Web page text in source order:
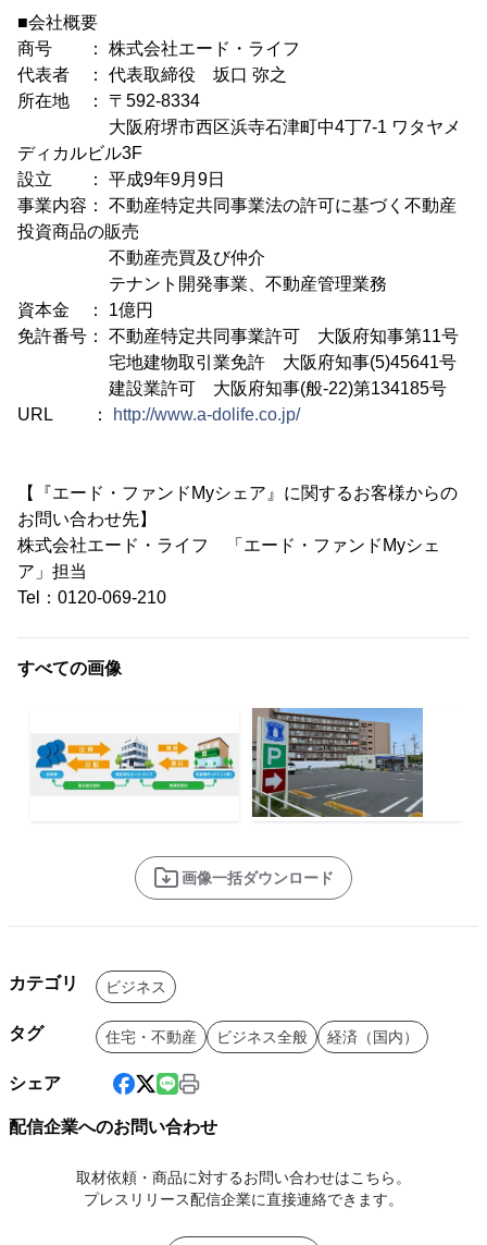
■会社概要
商号 ： 株式会社エード・ライフ
代表者 ： 代表取締役 坂口 弥之
所在地 ： 〒592-8334
大阪府堺市西区浜寺石津町中4丁7-1 ワタヤメ
ディカルビル3F
設立 ： 平成9年9月9日
事業内容： 不動産特定共同事業法の許可に基づく不動産
投資商品の販売
不動産売買及び仲介
テナント開発事業、不動産管理業務
資本金 ： 1億円
免許番号： 不動産特定共同事業許可 大阪府知事第11号
宅地建物取引業免許 大阪府知事(5)45641号
建設業許可 大阪府知事(般‐22)第134185号
URL ：
http://www.a-dolife.co.jp/
【『エード・ファンドMyシェア』に関するお客様からの
お問い合わせ先】
株式会社エード・ライフ 「エード・ファンドMyシェ
ア」担当
Tel：0120-069-210
すべての画像
画像一括ダウンロード
カテゴリ ビジネス
タグ 住宅・不動産 ビジネス全般 経済（国内）
シェア
配信企業へのお問い合わせ
取材依頼・商品に対するお問い合わせはこちら。
プレスリリース配信企業に直接連絡できます。